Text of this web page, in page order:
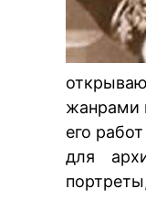
жанрами
его
для